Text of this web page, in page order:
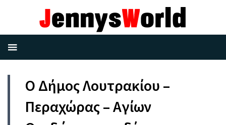
Ο Δήμος Λουτρακίου –
Περαχώρας – Αγίων